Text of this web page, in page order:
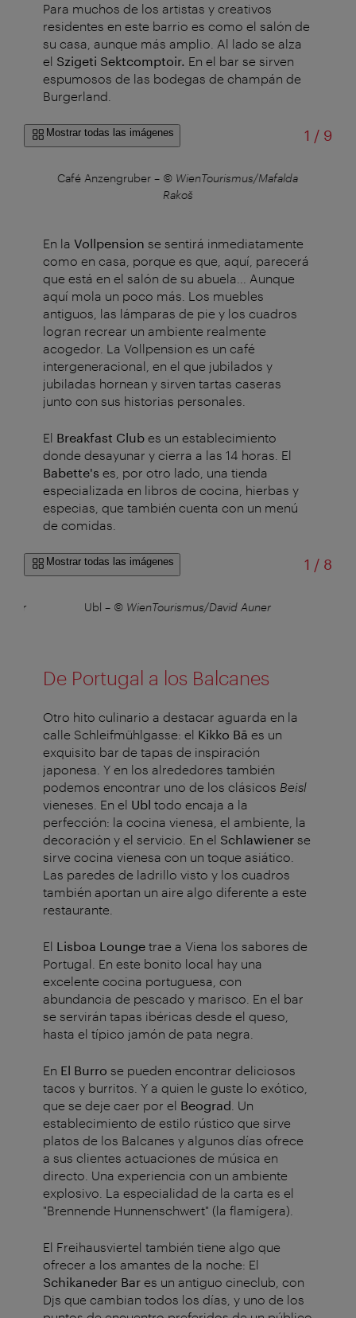
Para muchos de los artistas y creativos
residentes en este barrio es como el salón de
su casa, aunque más amplio. Al lado se alza
el Szigeti Sektcomptoir. En el bar se sirven
espumosos de las bodegas de champán de
Burgerland.
Mostrar todas las imágenes 1 /de
9
Café Anzengruber – © WienTourismus/Mafalda
Rakoš
En la Vollpension se sentirá inmediatamente
como en casa, porque es que, aquí, parecerá
que está en el salón de su abuela... Aunque
aquí mola un poco más. Los muebles
antiguos, las lámparas de pie y los cuadros
logran recrear un ambiente realmente
acogedor. La Vollpension es un café
intergeneracional, en el que jubilados y
jubiladas hornean y sirven tartas caseras
junto con sus historias personales.
El Breakfast Club es un establecimiento
donde desayunar y cierra a las 14 horas. El
Babette's es, por otro lado, una tienda
especializada en libros de cocina, hierbas y
especias, que también cuenta con un menú
de comidas.
Mostrar todas las imágenes 1 /de
8
Ubl – © WienTourismus/David Auner
De Portugal a los Balcanes
Otro hito culinario a destacar aguarda en la
calle Schleifmühlgasse: el Kikko Bā es un
exquisito bar de tapas de inspiración
japonesa. Y en los alrededores también
podemos encontrar uno de los clásicos Beisl
vieneses. En el Ubl todo encaja a la
perfección: la cocina vienesa, el ambiente, la
decoración y el servicio. En el Schlawiener se
sirve cocina vienesa con un toque asiático.
Las paredes de ladrillo visto y los cuadros
también aportan un aire algo diferente a este
restaurante.
El Lisboa Lounge trae a Viena los sabores de
Portugal. En este bonito local hay una
excelente cocina portuguesa, con
abundancia de pescado y marisco. En el bar
se servirán tapas ibéricas desde el queso,
hasta el típico jamón de pata negra.
En El Burro se pueden encontrar deliciosos
tacos y burritos. Y a quien le guste lo exótico,
que se deje caer por el Beograd . Un
establecimiento de estilo rústico que sirve
platos de los Balcanes y algunos días ofrece
a sus clientes actuaciones de música en
directo. Una experiencia con un ambiente
explosivo. La especialidad de la carta es el
"Brennende Hunnenschwert" (la flamígera).
El Freihausviertel también tiene algo que
ofrecer a los amantes de la noche: El
Schikaneder Bar es un antiguo cineclub, con
Djs que cambian todos los días, y uno de los